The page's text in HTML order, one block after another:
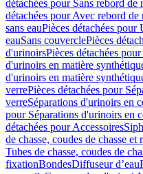
détachées pour Sans rebord de
détachées pour Avec rebord de
sans eauPièces détachées
eauSans couverclePièces
d'urinoirsPièces détachées
d'urinoirs en matière
d'urinoirs en matière
verrePièces détachées pour
verreSéparations d'urinoirs en
pour Séparations d'urinoirs en
détachées pour Accessoires
de chasse, coudes de chasse et
Tubes de chasse, coudes de
fixationBondesDiffuseur d’eau